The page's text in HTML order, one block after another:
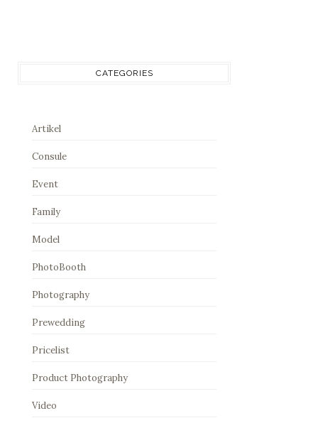
CATEGORIES
Artikel
Consule
Event
Family
Model
PhotoBooth
Photography
Prewedding
Pricelist
Product Photography
Video